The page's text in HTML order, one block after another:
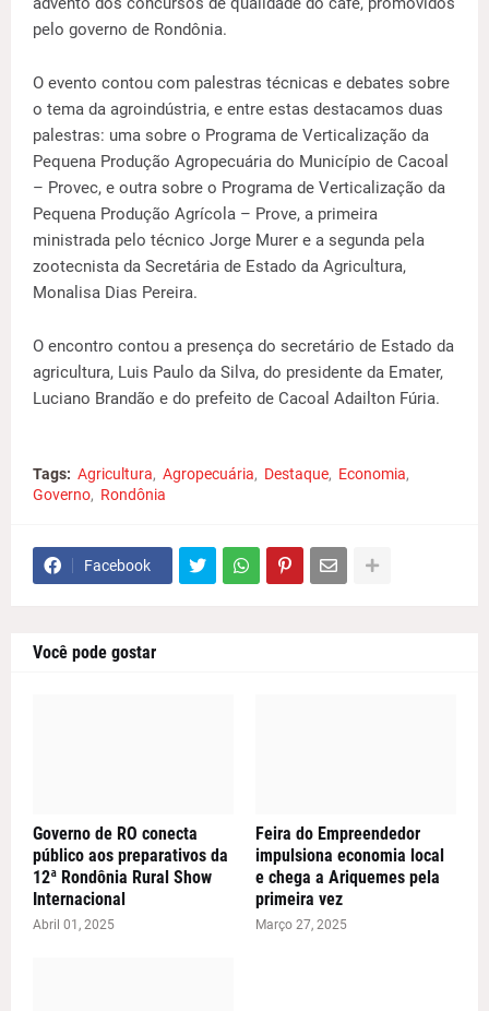
pelo governo de Rondônia.
O evento contou com palestras técnicas e debates sobre
o tema da agroindústria, e entre estas destacamos duas
palestras: uma sobre o Programa de Verticalização da
Pequena Produção Agropecuária do Município de Cacoal
– Provec, e outra sobre o Programa de Verticalização da
Pequena Produção Agrícola – Prove, a primeira
ministrada pelo técnico Jorge Murer e a segunda pela
zootecnista da Secretária de Estado da Agricultura,
Monalisa Dias Pereira.
O encontro contou a presença do secretário de Estado da
agricultura, Luis Paulo da Silva, do presidente da Emater,
Luciano Brandão e do prefeito de Cacoal Adailton Fúria.
Tags: Agricultura Agropecuária Destaque
Economia
Governo
Rondônia
Facebook
Você pode gostar
Governo de RO conecta
público aos preparativos da
12ª Rondônia Rural Show
Internacional
Abril 01, 2025
Feira do Empreendedor
impulsiona economia local
e chega a Ariquemes pela
primeira vez
Março 27, 2025